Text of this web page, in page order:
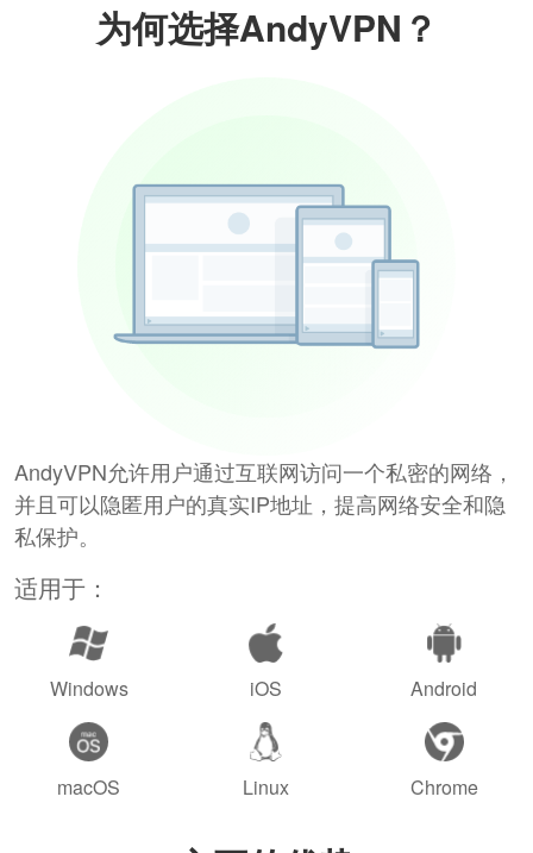
为何选择AndyVPN？
AndyVPN允许用户通过互联网访问一个私密的网络，
并且可以隐匿用户的真实IP地址，提高网络安全和隐
私保护。
适用于：
Windows iOS Android
macOS Linux Chrome